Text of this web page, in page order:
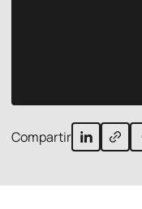
Compartir